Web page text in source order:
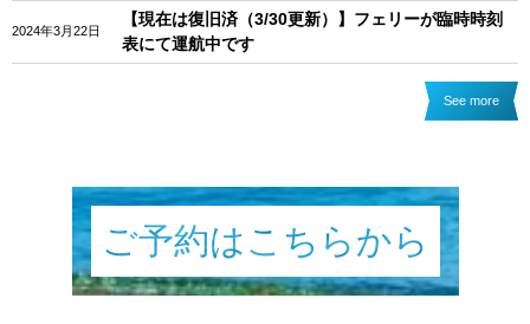
2024年3月22日
【現在は復旧済（3/30更新）】フェリーが臨時時刻
表にて運航中です
See more
ご予約はこちらから